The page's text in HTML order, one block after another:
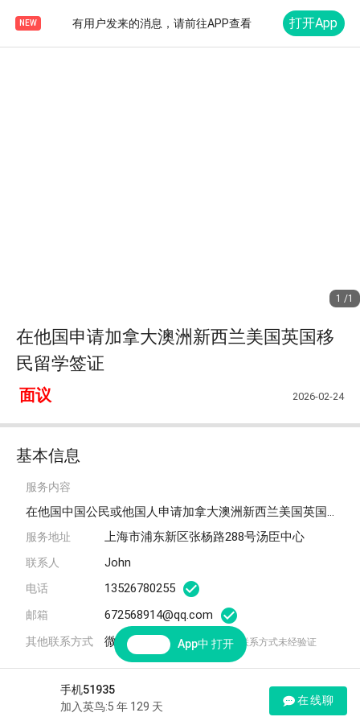
NEW 有用户发来的消息，请前往APP查看 打开App
1 /1
在他国申请加拿大澳洲新西兰美国英国移
民留学签证
面议 2026-02-24
基本信息
服务内容
在他国中国公民或他国人申请加拿大澳洲新西兰美国英国移民留学签证
服务地址 上海市浦东新区张杨路288号汤臣中心
联系人 John
电话 13526780255
邮箱 672568914@qq.com
其他联系方式 微信/QQ：672568914 *该联系方式未经验证
App中 打开
手机51935
加入英鸟:5 年 129 天
在线聊